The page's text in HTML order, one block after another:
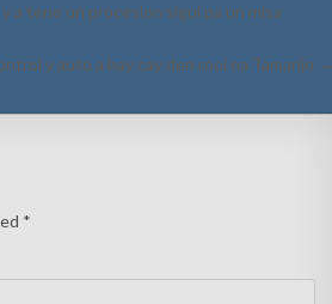
a tene un procesion sigui pa un misa
y auto a bay cay den rooi na Tamarijn →
*